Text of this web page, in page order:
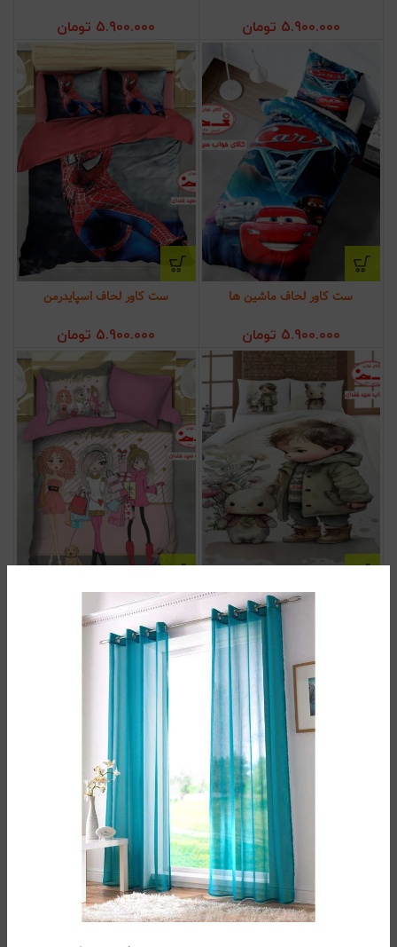
5.900.000 تومان
5.900.000 تومان
ست کاور لحاف ماشین ها
5.900.000 تومان
ست کاور لحاف اسپایدرمن
5.900.000 تومان
ست کاور لحاف پسر و خرگوش
5.900.000
تومان
ملحفه کاور لحاف girls3
5.900.000
ملحفه کاور لحاف بچگانه بره ناقلا
سرویس ملحفه کاوردار فروزن